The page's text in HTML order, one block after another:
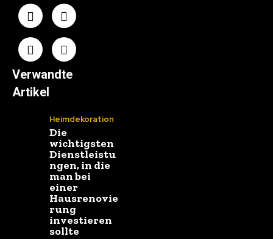
Verwandte
Artikel
Heimdekoration
Die
wichtigsten
Dienstleistu
ngen, in die
man bei
einer
Hausrenovie
rung
investieren
sollte